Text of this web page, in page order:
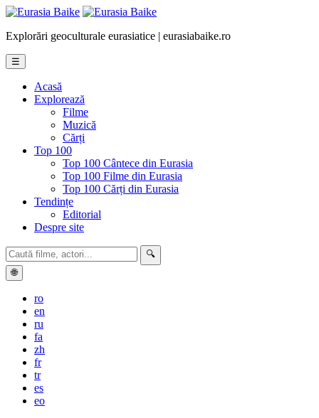
Explorări geoculturale eurasiatice | eurasiabaike.ro
☰
Acasă
Explorează
Filme
Muzică
Cărți
Top 100
Top 100 Cântece din Eurasia
Top 100 Filme din Eurasia
Top 100 Cărți din Eurasia
Tendințe
Editorial
Despre site
🔍
🌐
ro
en
ru
fa
zh
fr
tr
es
eo